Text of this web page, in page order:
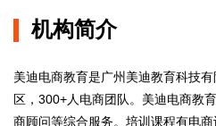
机构简介
美迪电商教育是广州美迪教育科技
区，300+人电商团队。美迪电商教
商顾问等综合服务。培训课程有电